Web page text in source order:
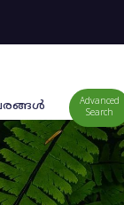
Advanced
Search